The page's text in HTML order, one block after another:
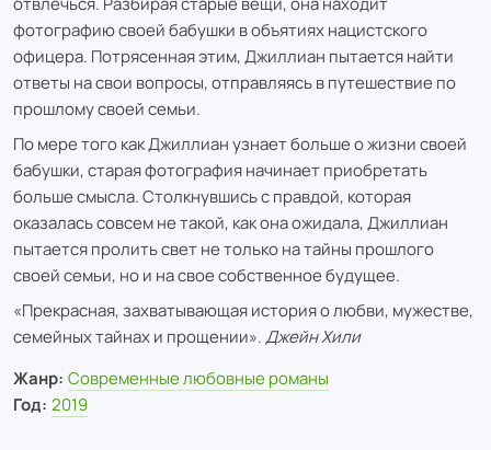
фотографию своей бабушки в объятиях нацистского
офицера. Потрясенная этим, Джиллиан пытается найти
ответы на свои вопросы, отправляясь в путешествие по
прошлому своей семьи.
По мере того как Джиллиан узнает больше о жизни своей
бабушки, старая фотография начинает приобретать
больше смысла. Столкнувшись с правдой, которая
оказалась совсем не такой, как она ожидала, Джиллиан
пытается пролить свет не только на тайны прошлого
своей семьи, но и на свое собственное будущее.
«Прекрасная, захватывающая история о любви, мужестве,
семейных тайнах и прощении».Джейн Хили
Жанр: Современные любовные романы
Год: 2019